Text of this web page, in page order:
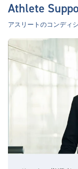
Athlete
アスリートのコンディ